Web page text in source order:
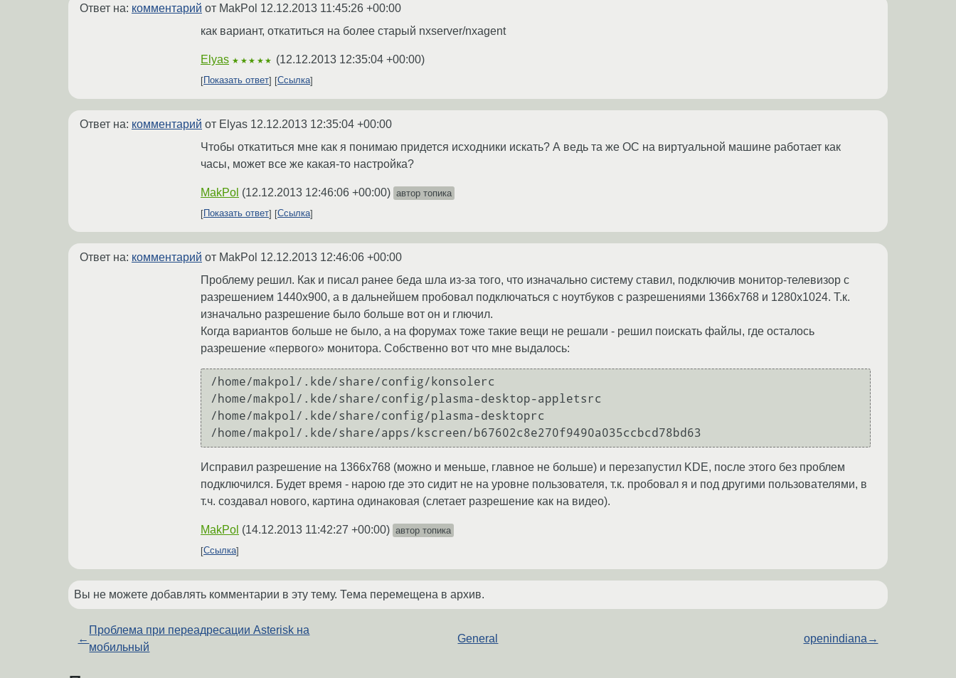
Ответ на: комментарий от MakPol 12.12.2013 11:45:26 +00:00
как вариант, откатиться на более старый nxserver/nxagent
Elyas ★★★★★ (12.12.2013 12:35:04 +00:00)
Показать ответ Ссылка
Ответ на: комментарий от Elyas 12.12.2013 12:35:04 +00:00
Чтобы откатиться мне как я понимаю придется исходники искать? А ведь та же ОС на виртуальной машине работает как
часы, может все же какая-то настройка?
MakPol (12.12.2013 12:46:06 +00:00) автор топика
Показать ответ
Ссылка
Ответ на: комментарий от MakPol 12.12.2013 12:46:06 +00:00
Проблему решил. Как и писал ранее беда шла из-за того, что изначально систему ставил, подключив монитор-телевизор с
разрешением 1440х900, а в дальнейшем пробовал подключаться с ноутбуков с разрешениями 1366х768 и 1280х1024. Т.к.
изначально разрешение было больше вот он и глючил.
Когда вариантов больше не было, а на форумах тоже такие вещи не решали - решил поискать файлы, где осталось
разрешение «первого» монитора. Собственно вот что мне выдалось:
/home/makpol/.kde/share/config/konsolerc
/home/makpol/.kde/share/config/plasma-desktop-appletsrc
/home/makpol/.kde/share/config/plasma-desktoprc
/home/makpol/.kde/share/apps/kscreen/b67602c8e270f9490a035ccbcd78bd63
Исправил разрешение на 1366х768 (можно и меньше, главное не больше) и перезапустил KDE, после этого без проблем
подключился. Будет время - нарою где это сидит не на уровне пользователя, т.к. пробовал я и под другими пользователями, в
т.ч. создавал нового, картина одинаковая (слетает разрешение как на видео).
MakPol (14.12.2013 11:42:27 +00:00) автор топика
Ссылка
Вы не можете добавлять комментарии в эту тему. Тема перемещена в архив.
←
Проблема при переадресации Asterisk на
мобильный
General openindiana →